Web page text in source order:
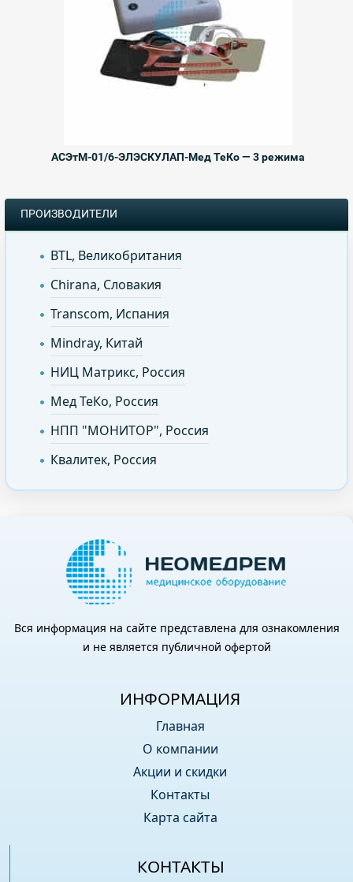
АСЭтМ-01/6-ЭЛЭСКУЛАП-Мед ТеКо — 3 режима
ПРОИЗВОДИТЕЛИ
BTL, Великобритания
Chirana, Словакия
Transcom, Испания
Mindray, Китай
НИЦ Матрикс, Россия
Мед ТеКо, Россия
НПП "МОНИТОР", Россия
Квалитек, Россия
Вся информация на сайте представлена для ознакомления
и не является публичной офертой
ИНФОРМАЦИЯ
Главная
О компании
Акции и скидки
Контакты
Карта сайта
КОНТАКТЫ